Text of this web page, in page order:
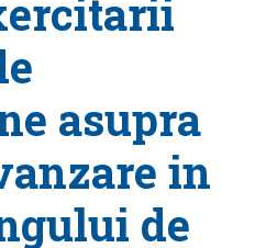
asupra
in
de